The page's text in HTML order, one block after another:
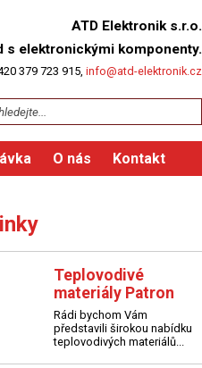
ATD Elektronik s.r.o.
s elektronickými komponenty.
379 723 915, info@atd-elektronik.cz
O nás Kontakt
Teplovodivé
materiály Patron
Rádi bychom Vám
představili širokou nabídku
teplovodivých materiálů...